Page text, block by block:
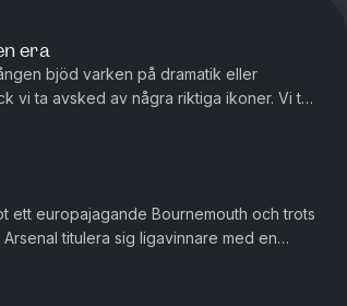
era
bjöd varken på dramatik eller
vi ta avsked av några riktiga ikoner. Vi tar
och sämsta värvni...
ett europajagande Bournemouth och trots
titulera sig ligavinnare med en
är verkligh...